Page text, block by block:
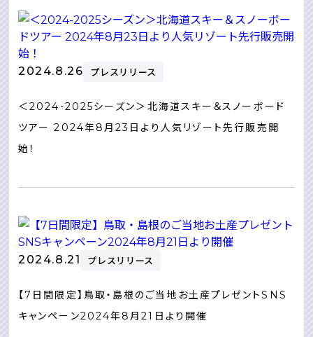
2024.8.26 プレスリリース
＜2024-2025シーズン＞北海道スキー＆スノーボード
ツアー 2024年8月23日より人気リゾート先行販売開
始！
2024.8.21 プレスリリース
【7日間限定】鳥取・島根のご当地お土産プレゼントSNS
キャンペーン2024年8月21日より開催